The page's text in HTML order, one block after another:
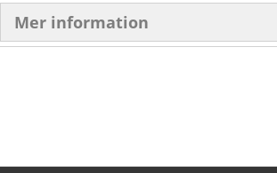
Mer information